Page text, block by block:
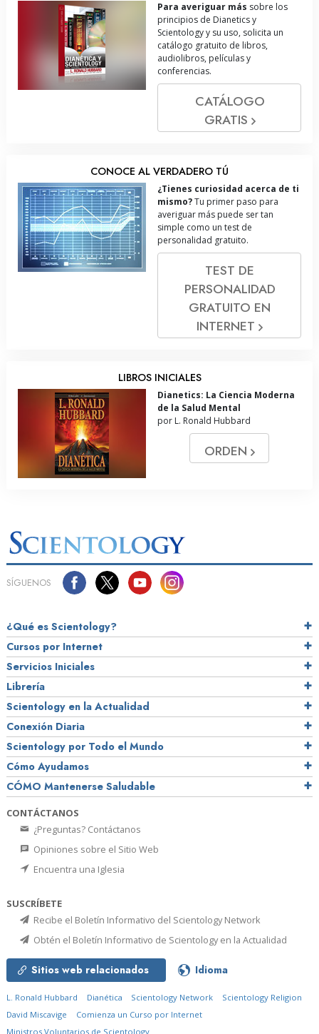
Para averiguar más sobre los
principios de Dianetics y
Scientology y su uso, solicita un
catálogo gratuito de libros,
audiolibros, películas y
conferencias.
CATÁLOGO
GRATIS
CONOCE AL VERDADERO TÚ
¿Tienes curiosidad acerca de ti
mismo?Tu primer paso para
averiguar más puede ser tan
simple como un test de
personalidad gratuito.
TEST DE
PERSONALIDAD
GRATUITO EN
INTERNET
LIBROS INICIALES
Dianetics: La Ciencia Moderna
de la Salud Mental
por L. Ronald Hubbard
ORDEN
SÍGUENOS
¿Qué es Scientology?
Cursos por Internet
Servicios Iniciales
Librería
Scientology en la Actualidad
Conexión Diaria
Scientology por Todo el Mundo
Cómo Ayudamos
CÓMO Mantenerse Saludable
CONTÁCTANOS
¿Preguntas? Contáctanos
Opiniones sobre el Sitio Web
Encuentra una Iglesia
SUSCRÍBETE
Recibe el Boletín Informativo del Scientology Network
Obtén el Boletín Informativo de Scientology en la Actualidad
Sitios web relacionados Idioma
L. Ronald Hubbard Dianética Scientology Network
Scientology Religion
David Miscavige
Comienza un Curso por Internet
Ministros Voluntarios de Scientology